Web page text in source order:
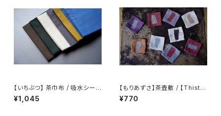
【いちぶつ】 茶巾布 / 吸水シート
(カビが生えない)
¥1,045
【もりあずさ】茶壺敷 / 【Thistl
e】Teapot Coaster
¥770